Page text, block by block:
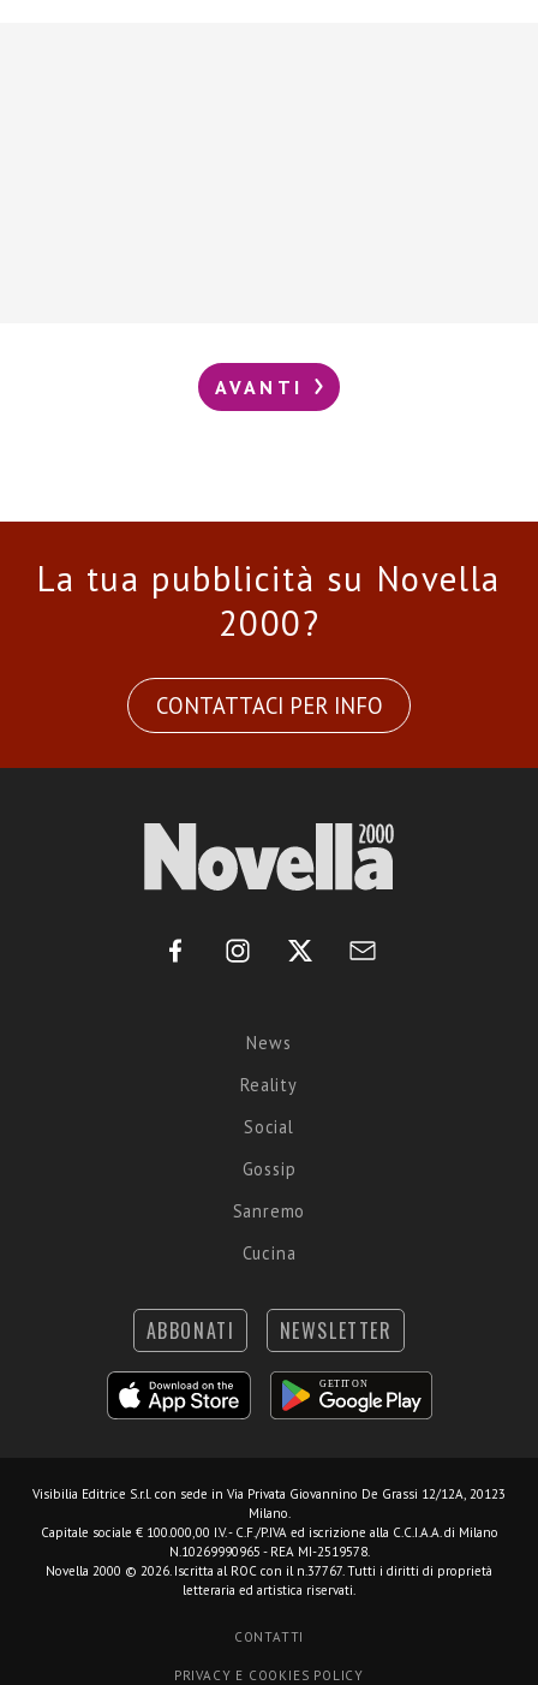
AVANTI
La tua pubblicità su Novella
2000?
CONTATTACI PER INFO
News
Reality
Social
Gossip
Sanremo
Cucina
ABBONATI NEWSLETTER
Visibilia Editrice S.r.l. con sede in Via Privata Giovannino De Grassi 12/12A, 20123
Milano.
Capitale sociale € 100.000,00 I.V. - C.F./P.IVA ed iscrizione alla C.C.I.A.A. di Milano
N.10269990965 - REA MI-2519578.
Novella 2000 © 2026. Iscritta al ROC con il n.37767. Tutti i diritti di proprietà
letteraria ed artistica riservati.
CONTATTI
PRIVACY E COOKIES POLICY